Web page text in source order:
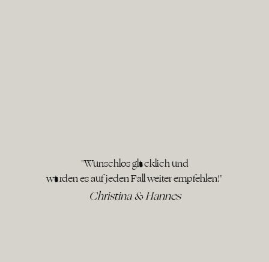
"Wunschlos glücklich und
würden es auf jeden Fall weiter empfehlen!"
Christina & Hannes